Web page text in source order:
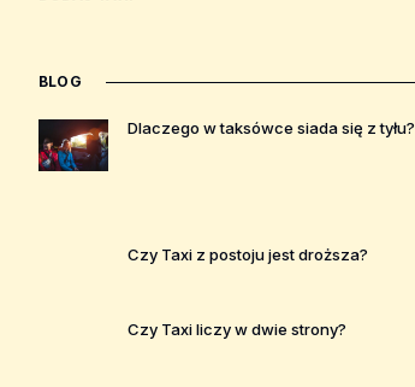
BLOG
Dlaczego w taksówce siada się z tyłu?
Czy Taxi z postoju jest droższa?
Czy Taxi liczy w dwie strony?